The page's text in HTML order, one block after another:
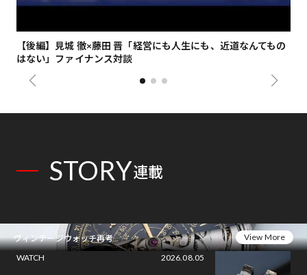
【後編】見城 徹×藤田 晋「経営にも人生にも、近道なんてもの
はない」ファイナンス対談
STORY連載
ヴィンテージウォッチ再考
View More
WATCH
2026.08.05